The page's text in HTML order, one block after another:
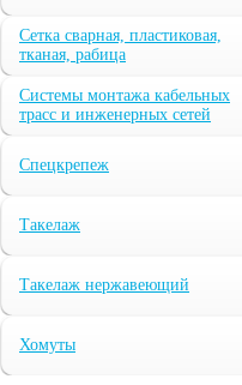
Сетка сварная, пластиковая,
тканая, рабица
Системы монтажа кабельных
трасс и инженерных сетей
Спецкрепеж
Такелаж
Такелаж нержавеющий
Хомуты